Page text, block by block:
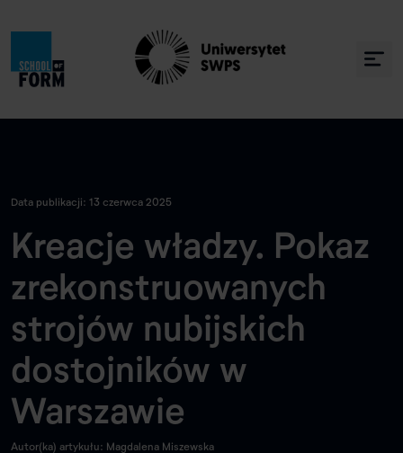
Data publikacji: 13 czerwca 2025
Kreacje władzy. Pokaz
zrekonstruowanych
strojów nubijskich
dostojników w
Warszawie
Autor(ka) artykułu: Magdalena Miszewska